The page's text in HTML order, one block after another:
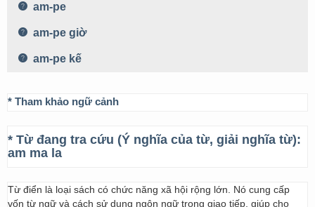
am-pe
am-pe giờ
am-pe kế
* Tham khảo ngữ cảnh
* Từ đang tra cứu (Ý nghĩa của từ, giải nghĩa từ):
am ma la
Từ điển là loại sách có chức năng xã hội rộng lớn. Nó cung cấp
vốn từ ngữ và cách sử dụng ngôn ngữ trong giao tiếp, giúp cho